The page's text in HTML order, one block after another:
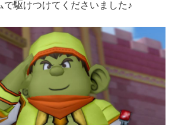
で駆けつけてくださいました♪